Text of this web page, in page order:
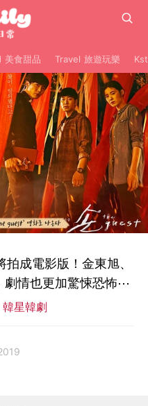
美食甜品 Travel 旅遊玩樂
成電影版！金東旭、
劇情也更加驚悚恐怖⋯
星韓劇